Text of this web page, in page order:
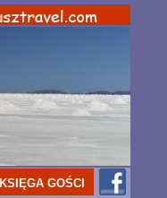
KSIĘGA GOŚCI